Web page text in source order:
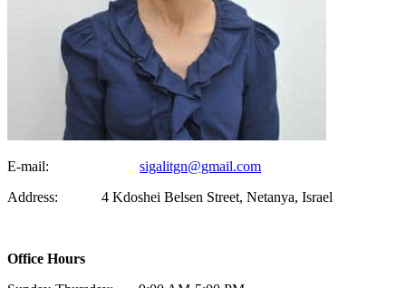
E-mail: sigalitgn@gmail.com
Address: 4 Kdoshei Belsen Street, Netanya, Israel
Office Hours